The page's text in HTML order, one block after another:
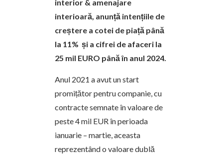
interior & amenajare
interioară, anunță intențiile de
creștere a cotei de piață până
la 11% și a cifrei de afaceri la
25 mil EURO până în anul 2024.
Anul 2021 a avut un start
promițător pentru companie, cu
contracte semnate în valoare de
peste 4 mil EUR în perioada
ianuarie – martie, aceasta
reprezentând o valoare dublă